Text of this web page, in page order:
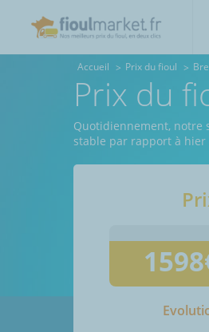
Accueil Prix du fioul
Prix du
Quotidiennement, notre
stable par rapport à hier
1598